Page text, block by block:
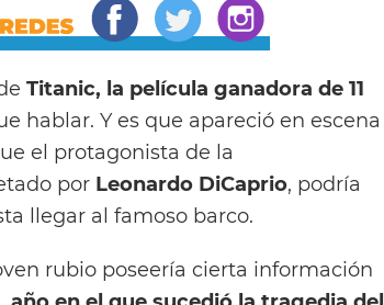
Titanic, la película ganadora de 11
hablar. Y es que apareció en escena
el protagonista de la
por Leonardo DiCaprio, podría
llegar al famoso barco.
rubio poseería cierta información